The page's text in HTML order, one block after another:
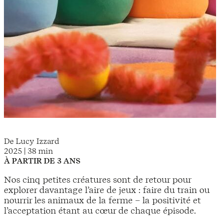
De Lucy Izzard
2025 | 38 min
À PARTIR DE 3 ANS
Nos cinq petites créatures sont de retour pour
explorer davantage l’aire de jeux : faire du train ou
nourrir les animaux de la ferme – la positivité et
l’acceptation étant au cœur de chaque épisode.